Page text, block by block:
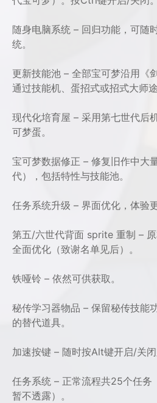
随身电脑系统 – 回归功能，可随
统。
更新技能池 – 全部宝可梦沿用《
通过技能机、蛋招式或招式大师途
现代化培育屋 – 采用第七世代后
可梦蛋。
宝可梦数据修正 – 修复旧作中大
代），包括特性与技能池。
任务系统升级 – 界面优化，体验更
第五/六世代背面 sprite 重制 –
全面优化（致谢名单见后）。
铁哑铃 – 依然可供获取。
秘传学习器物品 – 保留秘传技能
的替代道具。
加速按键 – 随时按Alt键开启/关闭
任务系统 – 正常流程共25个任务
暂不透露）。